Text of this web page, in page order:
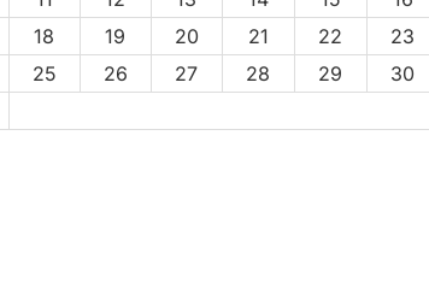
18 19 20 21 22
23
25 26 27 28 29
30